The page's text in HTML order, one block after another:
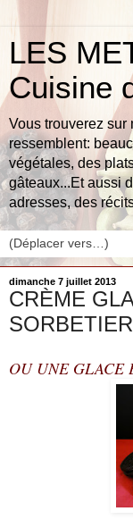
LES
Cuisine
Vous trouverez sur
ressemblent:
végétales, des
gâteaux...Et aussi
adresses, des
dimanche 7 juillet 2013
CRÈME
OU UNE GLACE